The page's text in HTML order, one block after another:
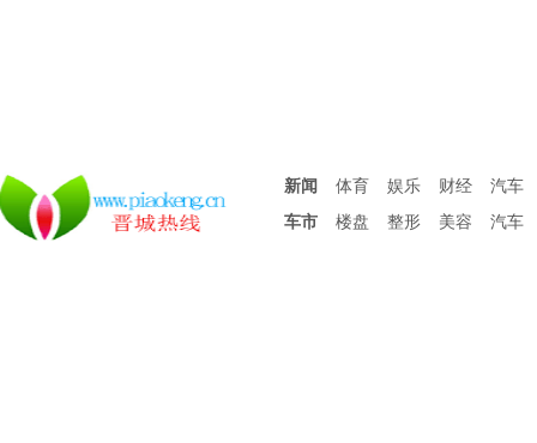
新闻 体育 娱乐 财经
汽车
车市
楼盘 整形 美容 汽车